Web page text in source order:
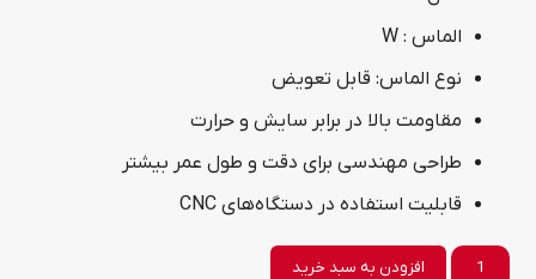
الماس : W
نوع الماس: قابل تعویض
مقاومت بالا در برابر سایش و حرارت
طراحی مهندسی برای دقت و طول عمر بیشتر
قابلیت استفاده در دستگاه‌های CNC
یودریل
افزودن به سبد خرید